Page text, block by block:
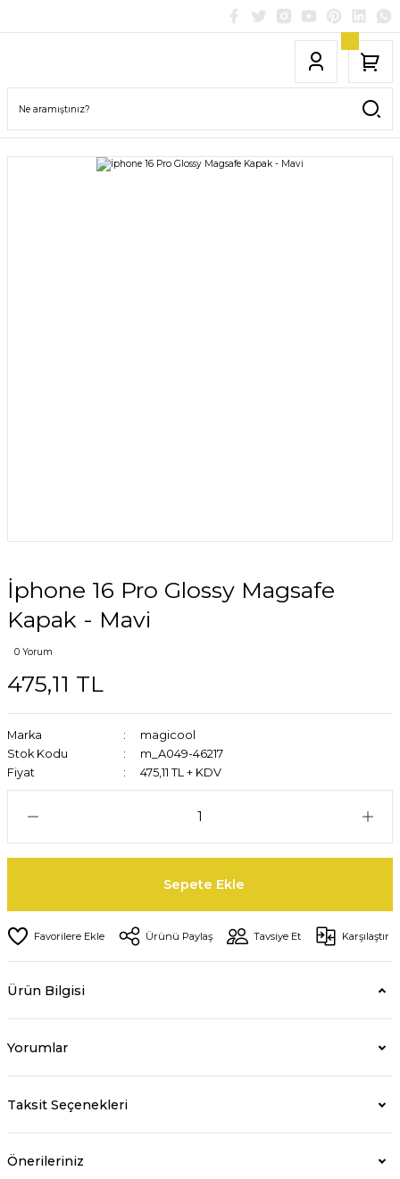
İphone 16 Pro Glossy Magsafe
Kapak - Mavi
0 Yorum
475,11 TL
Marka
magicool
Stok Kodu
m_A049-46217
Fiyat
475,11 TL + KDV
Sepete Ekle
Ürünü Paylaş Tavsiye Et Karşılaştır
Ürün Bilgisi
Yorumlar
Taksit Seçenekleri
Önerileriniz